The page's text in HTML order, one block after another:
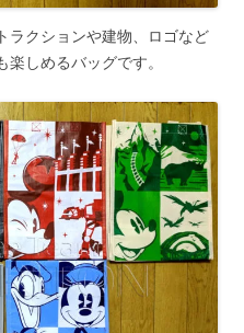
ラクションや建物、ロゴなど
しめるバッグです。